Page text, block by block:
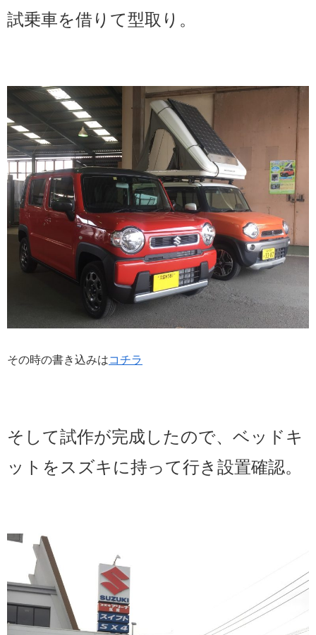
試乗車を借りて型取り。
その時の書き込みはコチラ
そして試作が完成したので、ベッドキ
ットをスズキに持って行き設置確認。